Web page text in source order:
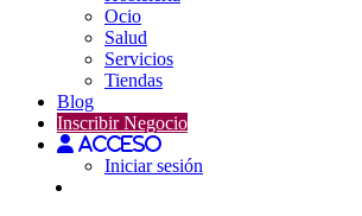
Ocio
Salud
Servicios
Tiendas
Blog
Inscribir Negocio
Acceso
Iniciar sesión